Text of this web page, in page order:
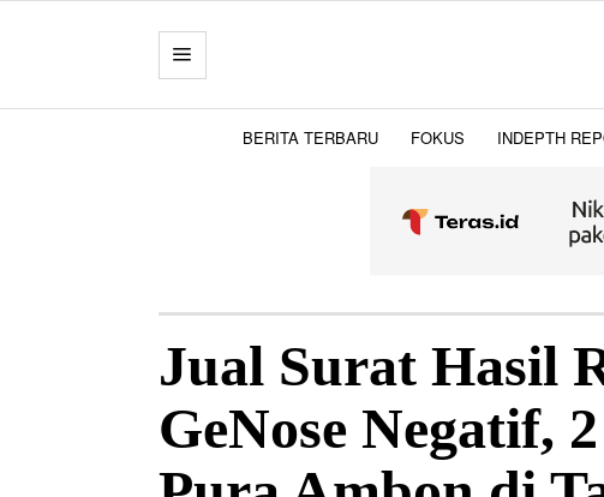
BERITA TERBARU FOKUS INDEPTH
Jual Surat Hasil
GeNose Negatif,